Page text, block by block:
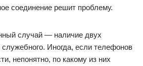
соединение решит проблему.
случай — наличие двух
Иногда, если телефонов
непонятно, по какому из них